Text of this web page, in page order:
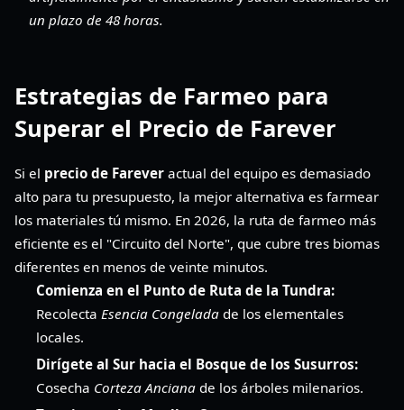
un plazo de 48 horas.
Estrategias de Farmeo para
Superar el Precio de Farever
Si el precio de Farever actual del equipo es demasiado
alto para tu presupuesto, la mejor alternativa es farmear
los materiales tú mismo. En 2026, la ruta de farmeo más
eficiente es el "Circuito del Norte", que cubre tres biomas
diferentes en menos de veinte minutos.
Comienza en el Punto de Ruta de la Tundra:
Recolecta Esencia Congelada de los elementales
locales.
Dirígete al Sur hacia el Bosque de los Susurros:
Cosecha Corteza Anciana de los árboles milenarios.